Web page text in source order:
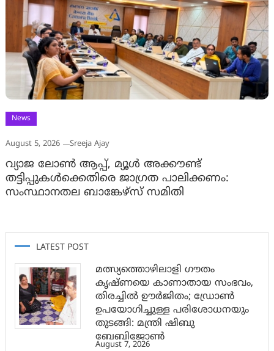
News
August 5, 2026 Sreeja Ajay
വ്യാജ ലോൺ ആപ്പ്, മ്യൂൾ അക്കൗണ്ട്
തട്ടിപ്പുകൾക്കെതിരെ ജാ​ഗ്രത പാലിക്കണം:
സംസ്ഥാനതല ബാങ്കേഴ്സ് സമിതി
LATEST POST
മത്സ്യത്തൊഴിലാളി ഗൗതം
കൃഷ്ണയെ കാണാതായ സംഭവം,
തിരച്ചിൽ ഊർജിതം; ഡ്രോണ്‍
ഉപയോഗിച്ചുള്ള പരിശോധനയും
തുടങ്ങി: മന്ത്രി ഷിബു
ബേബിജോണ്‍
August 7, 2026